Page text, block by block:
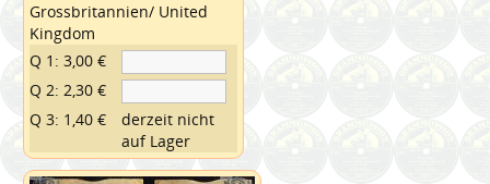
Grossbritannien/ United
Kingdom
Q 1: 3,00 €
Q 2: 2,30 €
Q 3: 1,40 €
derzeit nicht
auf Lager